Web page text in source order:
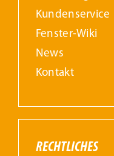
Kundenservice
Fenster-Wiki
News
Kontakt
RECHTLICHES